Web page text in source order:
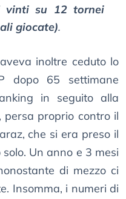
vinti su 12 tornei
giocate).
inoltre ceduto lo
dopo 65 settimane
in seguito alla
persa proprio contro il
che si era preso il
Un anno e 3 mesi
di mezzo ci
Insomma, i numeri di